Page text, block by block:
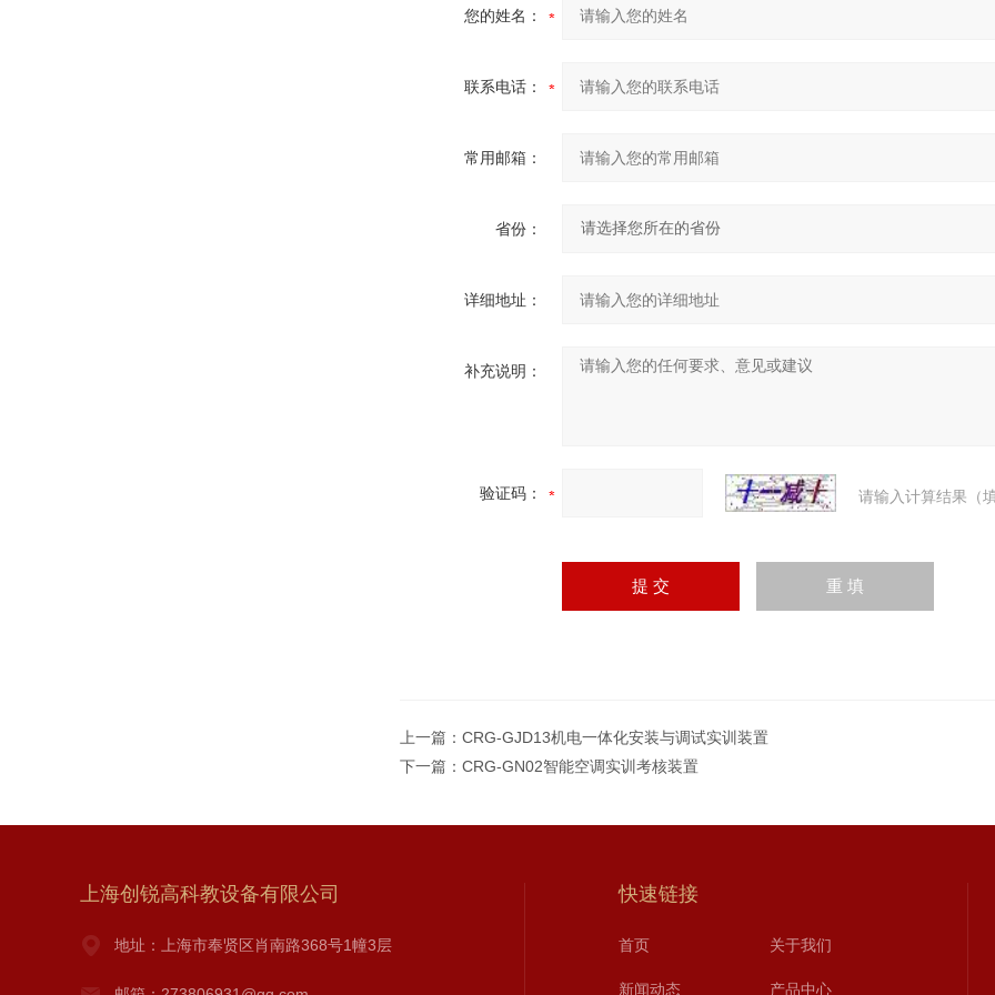
您的姓名：
联系电话：
常用邮箱：
省份：
详细地址：
补充说明：
验证码： 请输入计算结果（
上一篇： CRG-GJD13机电一体化安装与调试实训装置
下一篇： CRG-GN02智能空调实训考核装置
上海创锐高科教设备有限公司
地址：上海市奉贤区肖南路368号1幢3层
快速链接
首页 关于我们
新闻动态 产品中心